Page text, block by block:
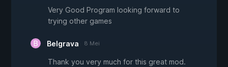
Very Good Program looking forward to
trying other games
Belgrava 8 Mei
Thank you very much for this great mod.